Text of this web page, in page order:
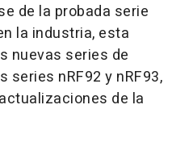
de la probada serie
la industria, esta
nuevas series de
nRF92 y nRF93,
de la